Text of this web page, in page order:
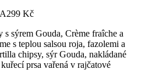
299 Kč
sýrem Gouda, Crème fraîche a
s teplou salsou roja, fazolemi a
chipsy, sýr Gouda, nakládané
prsa vařená v rajčatové